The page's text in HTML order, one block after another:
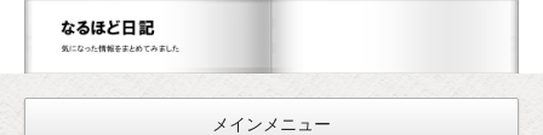
な
る
ほ
メインメニュー